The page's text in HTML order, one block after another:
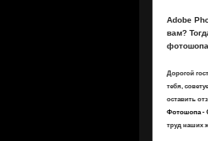
Adobe
вам?
Дорогой
тебя,
оставить
Фотошопа -
труд наших